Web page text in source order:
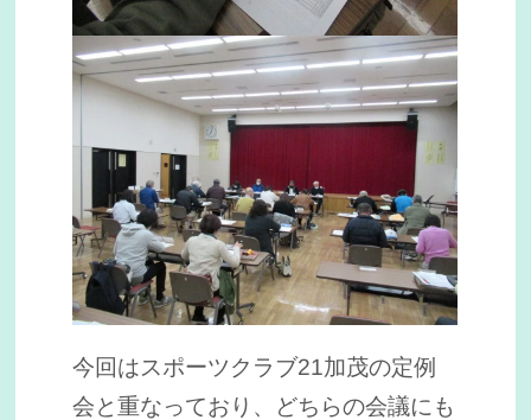
今回はスポーツクラブ21加茂の定例
会と重なっており、どちらの会議にも